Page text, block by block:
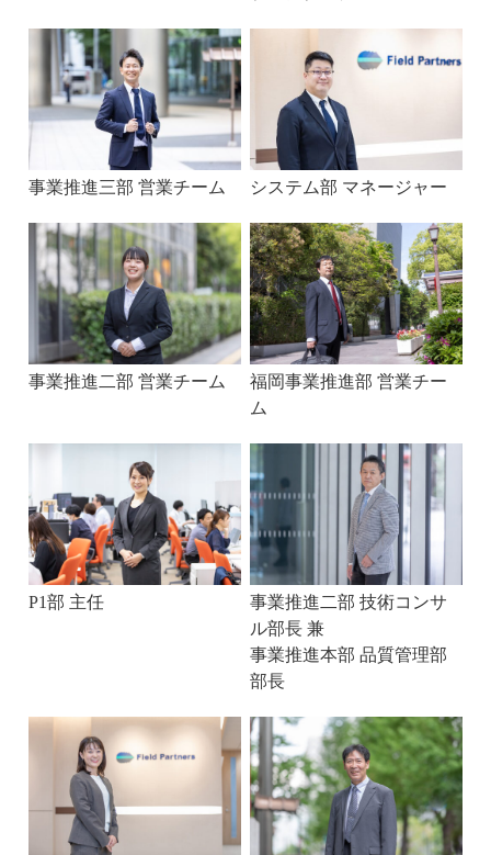
事業推進三部 営業チーム システム部 マネージャー
事業推進二部 営業チーム
福岡事業推進部 営業チー
ム
P1部 主任
事業推進二部 技術コンサ
ル部長 兼
事業推進本部 品質管理部
部長